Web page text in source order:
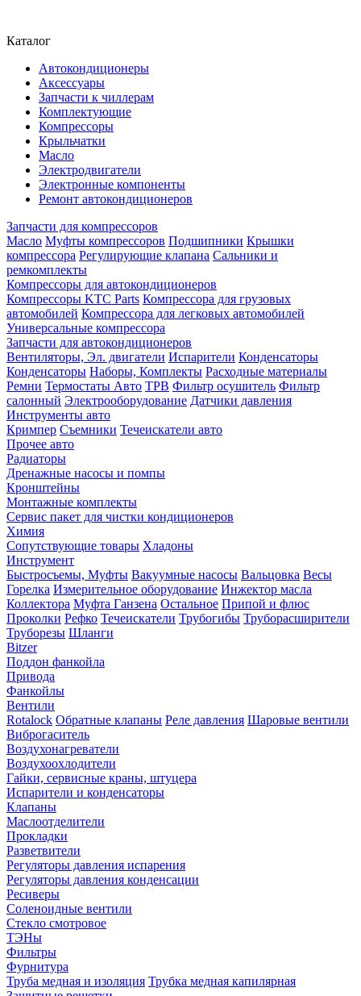
Каталог
Автокондиционеры
Аксессуары
Запчасти к чиллерам
Комплектующие
Компрессоры
Крыльчатки
Масло
Электродвигатели
Электронные компоненты
Ремонт автокондиционеров
Запчасти для компрессоров
Масло Муфты компрессоров Подшипники Крышки
компрессора Регулирующие клапана Сальники и
ремкомплекты
Компрессоры для автокондиционеров
Компрессоры KTC Parts Компрессора для грузовых
автомобилей Компрессора для легковых автомобилей
Универсальные компрессора
Запчасти для автокондиционеров
Вентиляторы, Эл. двигатели Испарители Конденсаторы
Конденсаторы Наборы, Комплекты Расходные материалы
Ремни Термостаты Авто ТРВ Фильтр осушитель Фильтр
салонный Электрооборудование Датчики давления
Инструменты авто
Кримпер Съемники Течеискатели авто
Прочее авто
Радиаторы
Дренажные насосы и помпы
Кронштейны
Монтажные комплекты
Сервис пакет для чистки кондиционеров
Химия
Сопутствующие товары Хладоны
Инструмент
Быстросъемы, Муфты Вакуумные насосы Вальцовка Весы
Горелка Измерительное оборудование Инжектор масла
Коллектора Муфта Ганзена Остальное Припой и флюс
Проколки Рефко Течеискатели Трубогибы Труборасширители
Труборезы Шланги
Bitzer
Поддон фанкойла
Привода
Фанкойлы
Вентили
Rotalock Обратные клапаны Реле давления Шаровые вентили
Виброгаситель
Воздухонагреватели
Воздухоохлодители
Гайки, сервисные краны, штуцера
Испарители и конденсаторы
Клапаны
Маслоотделители
Прокладки
Разветвители
Регуляторы давления испарения
Регуляторы давления конденсации
Ресиверы
Соленоидные вентили
Стекло смотровое
ТЭНы
Фильтры
Фурнитура
Труба медная и изоляция Трубка медная капилярная